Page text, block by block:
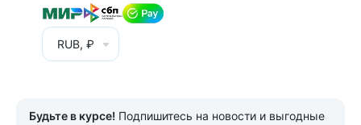
RUB, ₽
Будьте в курсе! Подпишитесь на новости и выгодные